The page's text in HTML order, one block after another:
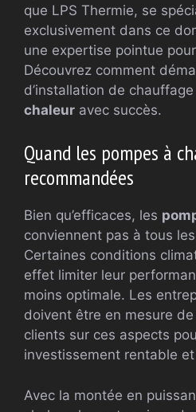
que LPS Thermie, se
exclusivement dans ce
une expertise pointue
Découvrez comment
d’installation de
chaleur avec succès.
Quand les pompes à
recommandées
Bien qu’efficaces, les
conviennent pas à tous
Certaines conditions
effet limiter leur
moins optimale. Les
doivent être en mesure
clients sur ces aspects
investissement rentable
Avec la montée en